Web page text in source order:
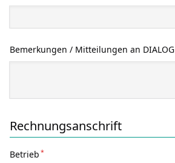
Bemerkungen / Mitteilungen an DIALOG
Rechnungsanschrift
Betrieb *